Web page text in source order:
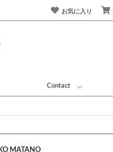
お気に入り
Contact
MATANO